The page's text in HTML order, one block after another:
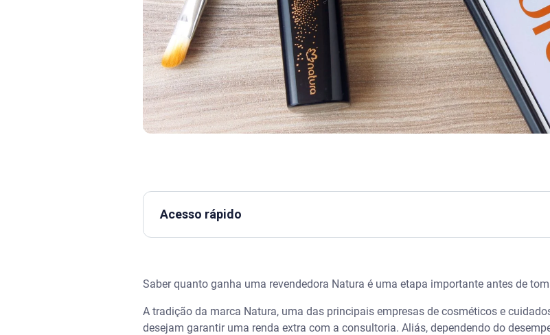
Acesso rápido
O que é ser uma revendedora Natura?
Como funciona o sistema de revendas da Natura
Saber quanto ganha uma revendedora Natura é uma etapa importante antes de
A tradição da marca Natura, uma das principais empresas de cosméticos e
desejam garantir uma renda extra com a consultoria. Aliás, dependendo do